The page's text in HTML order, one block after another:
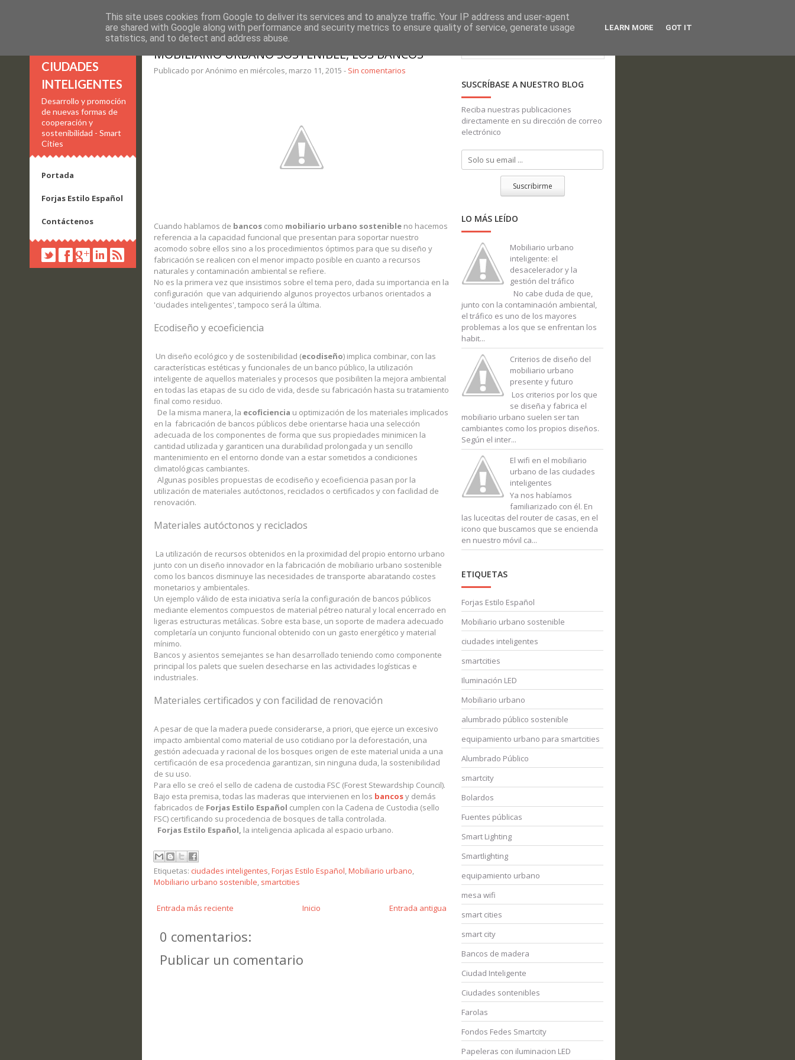
CIUDADES
INTELIGENTES
Desarrollo y promoción
de nuevas formas de
cooperación y
sostenibilidad - Smart
Cities
Portada
Forjas Estilo Español
Contáctenos
MOBILIARIO URBANO SOSTENIBLE, LOS BANCOS
Publicado por Anónimo en miércoles, marzo 11, 2015 - Sin comentarios
Cuando hablamos de bancos como mobiliario urbano sostenible no hacemos
referencia a la capacidad funcional que presentan para soportar nuestro
acomodo sobre ellos sino a los procedimientos óptimos para que su diseño y
fabricación se realicen con el menor impacto posible en cuanto a recursos
naturales y contaminación ambiental se refiere.
No es la primera vez que insistimos sobre el tema pero, dada su importancia en la
configuración que van adquiriendo algunos proyectos urbanos orientados a
'ciudades inteligentes', tampoco será la última.
Ecodiseño y ecoeficiencia
Un diseño ecológico y de sostenibilidad (ecodiseño) implica combinar, con las
características estéticas y funcionales de un banco público, la utilización
inteligente de aquellos materiales y procesos que posibiliten la mejora ambiental
en todas las etapas de su ciclo de vida, desde su fabricación hasta su tratamiento
final como residuo.
De la misma manera, la ecoficiencia u optimización de los materiales implicados
en la fabricación de bancos públicos debe orientarse hacia una selección
adecuada de los componentes de forma que sus propiedades minimicen la
cantidad utilizada y garanticen una durabilidad prolongada y un sencillo
mantenimiento en el entorno donde van a estar sometidos a condiciones
climatológicas cambiantes.
Algunas posibles propuestas de ecodiseño y ecoeficiencia pasan por la
utilización de materiales autóctonos, reciclados o certificados y con facilidad de
renovación.
Materiales autóctonos y reciclados
La utilización de recursos obtenidos en la proximidad del propio entorno urbano
junto con un diseño innovador en la fabricación de mobiliario urbano sostenible
como los bancos disminuye las necesidades de transporte abaratando costes
monetarios y ambientales.
Un ejemplo válido de esta iniciativa sería la configuración de bancos públicos
mediante elementos compuestos de material pétreo natural y local encerrado en
ligeras estructuras metálicas. Sobre esta base, un soporte de madera adecuado
completaría un conjunto funcional obtenido con un gasto energético y material
mínimo.
Bancos y asientos semejantes se han desarrollado teniendo como componente
principal los palets que suelen desecharse en las actividades logísticas e
industriales.
Materiales certificados y con facilidad de renovación
A pesar de que la madera puede considerarse, a priori, que ejerce un excesivo
impacto ambiental como material de uso cotidiano por la deforestación, una
gestión adecuada y racional de los bosques origen de este material unida a una
certificación de esa procedencia garantizan, sin ninguna duda, la sostenibilidad
de su uso.
Para ello se creó el sello de cadena de custodia FSC (Forest Stewardship Council).
Bajo esta premisa, todas las maderas que intervienen en los bancosy demás
fabricados de Forjas Estilo Español cumplen con la Cadena de Custodia (sello
FSC) certificando su procedencia de bosques de talla controlada.
Forjas Estilo Español, la inteligencia aplicada al espacio urbano.
Etiquetas: ciudades inteligentes,Forjas Estilo Español,Mobiliario urbano,
Mobiliario urbano sostenible, smartcities
Entrada más reciente Entrada antigua
Inicio
0 comentarios:
Publicar un comentario
SUSCRÍBASE A NUESTRO BLOG
Reciba nuestras publicaciones
directamente en su dirección de correo
electrónico
Suscribirme
LO MÁS LEÍDO
Mobiliario urbano
inteligente: el
desacelerador y la
gestión del tráfico
No cabe duda de que,
junto con la contaminación ambiental,
el tráfico es uno de los mayores
problemas a los que se enfrentan los
habit...
Criterios de diseño del
mobiliario urbano
presente y futuro
Los criterios por los que
se diseña y fabrica el
mobiliario urbano suelen ser tan
cambiantes como los propios diseños.
Según el inter...
El wifi en el mobiliario
urbano de las ciudades
inteligentes
Ya nos habíamos
familiarizado con él. En
las lucecitas del router de casas, en el
icono que buscamos que se encienda
en nuestro móvil ca...
ETIQUETAS
Forjas Estilo Español
Mobiliario urbano sostenible
ciudades inteligentes
smartcities
Iluminación LED
Mobiliario urbano
alumbrado público sostenible
equipamiento urbano para smartcities
Alumbrado Público
smartcity
Bolardos
Fuentes públicas
Smart Lighting
Smartlighting
equipamiento urbano
mesa wifi
smart cities
smart city
Bancos de madera
Ciudad Inteligente
Ciudades sontenibles
Farolas
Fondos Fedes Smartcity
Papeleras con iluminacion LED
This site uses cookies from Google to deliver its services and to analyze traffic. Your IP address and user-agent
are shared with Google along with performance and security metrics to ensure quality of service, generate usage
statistics, and to detect and address abuse.
LEARN MORE GOT IT